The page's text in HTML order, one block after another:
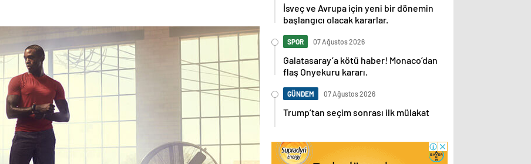
İsveç ve Avrupa için yeni bir dönemin
başlangıcı olacak kararlar.
SPOR 07 Ağustos 2026
Galatasaray’a kötü haber! Monaco’dan
flaş Onyekuru kararı.
GÜNDEM 07 Ağustos 2026
Trump’tan seçim sonrası ilk mülakat